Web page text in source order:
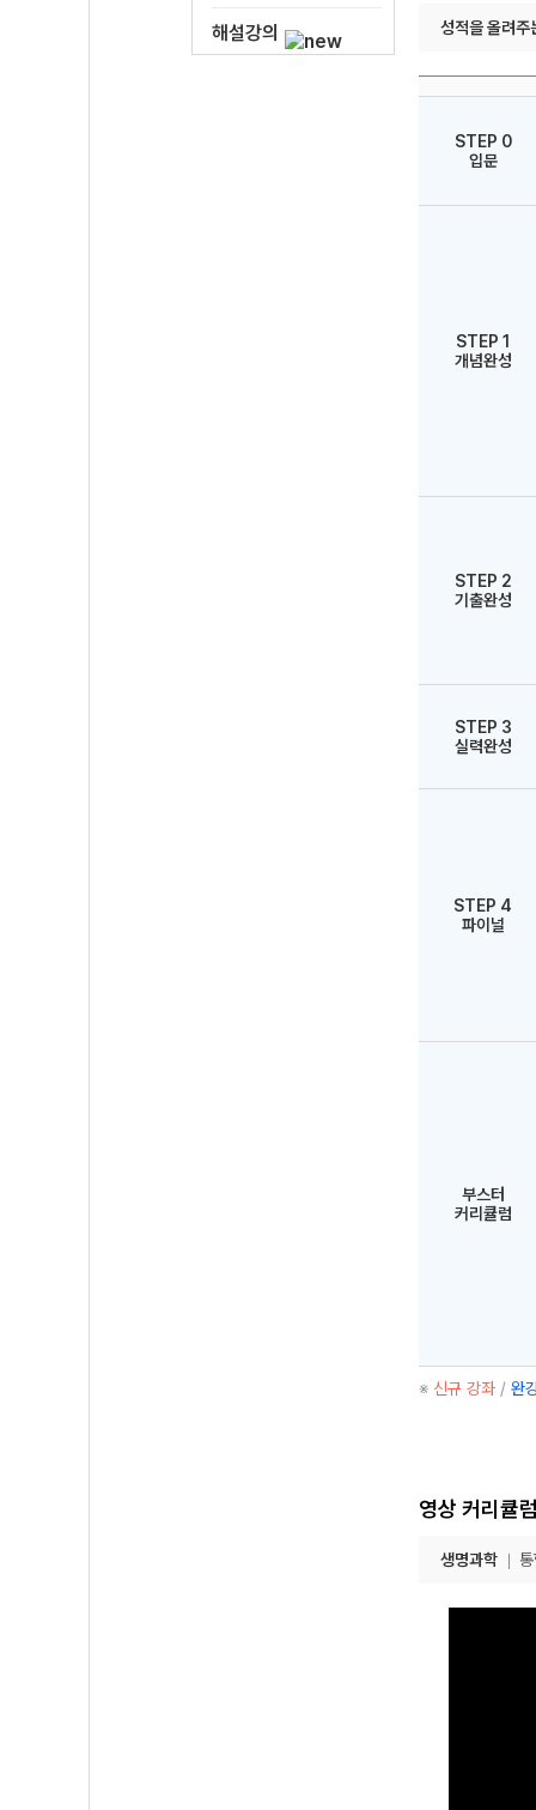
해설강의 성적을 올려주
STEP 0
입문
STEP 1
개념완성
STEP 2
기출완성
STEP 3
실력완성
STEP 4
파이널
부스터
커리큘럼
※ 신규 강좌 / 완
영상 커리큘
생명과학